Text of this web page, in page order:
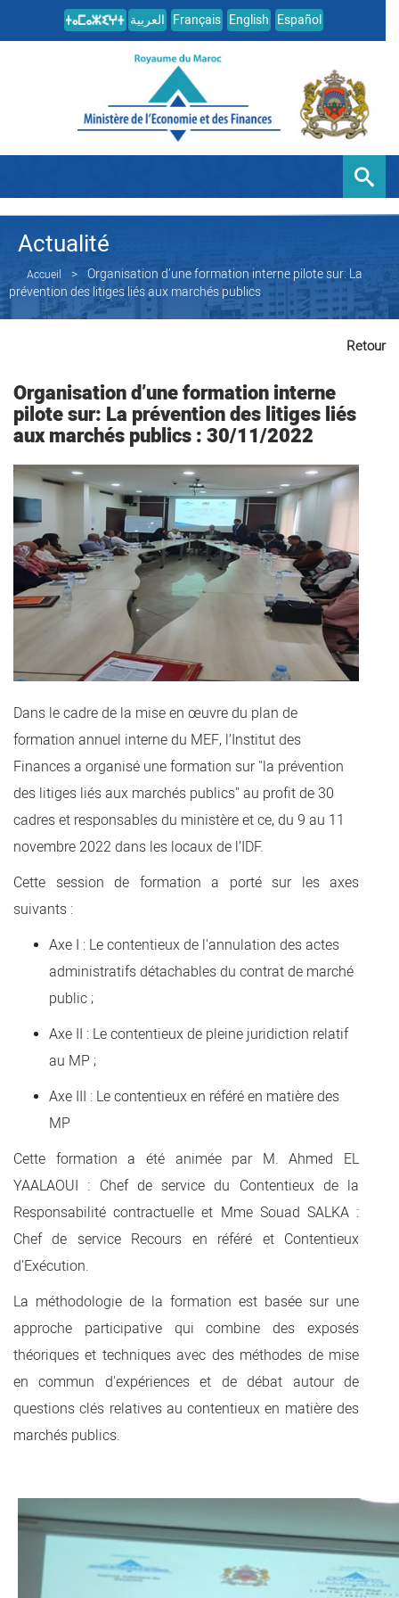
العربية Français English Español
Actualité
Accueil
Organisation d’une formation interne pilote sur: La
prévention des litiges liés aux marchés publics
Retour
Organisation d’une formation interne
pilote sur: La prévention des litiges liés
aux marchés publics : 30/11/2022
Dans le cadre de la mise en œuvre du plan de
formation annuel interne du MEF, l’Institut des
Finances a organisé une formation sur "la prévention
des litiges liés aux marchés publics" au profit de 30
cadres et responsables du ministère et ce, du 9 au 11
novembre 2022 dans les locaux de l’IDF.
Cette session de formation a porté sur les axes
suivants :
Axe I : Le contentieux de l'annulation des actes
administratifs détachables du contrat de marché
public ;
Axe II : Le contentieux de pleine juridiction relatif
au MP ;
Axe III : Le contentieux en référé en matière des
MP
Cette formation a été animée par M. Ahmed EL
YAALAOUI : Chef de service du Contentieux de la
Responsabilité contractuelle et Mme Souad SALKA :
Chef de service Recours en référé et Contentieux
d'Exécution.
La méthodologie de la formation est basée sur une
approche participative qui combine des exposés
théoriques et techniques avec des méthodes de mise
en commun d'expériences et de débat autour de
questions clés relatives au contentieux en matière des
marchés publics.